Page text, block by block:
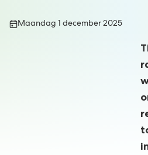
Publicatiedatum:
Maandag 1 december 2025